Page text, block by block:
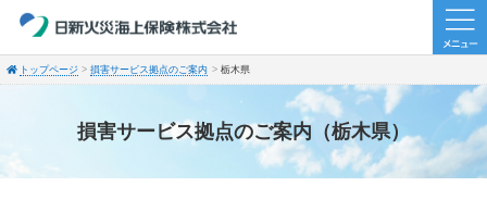
トップページ 損害サービス拠点のご案内 栃木県
損害サービス拠点のご案内（栃木県）